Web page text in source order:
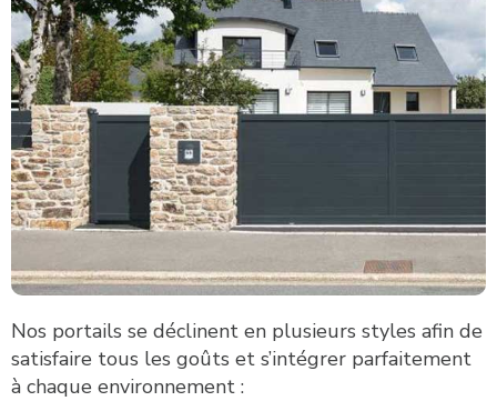
Nos portails se déclinent en plusieurs styles afin de
satisfaire tous les goûts et s’intégrer parfaitement
à chaque environnement :